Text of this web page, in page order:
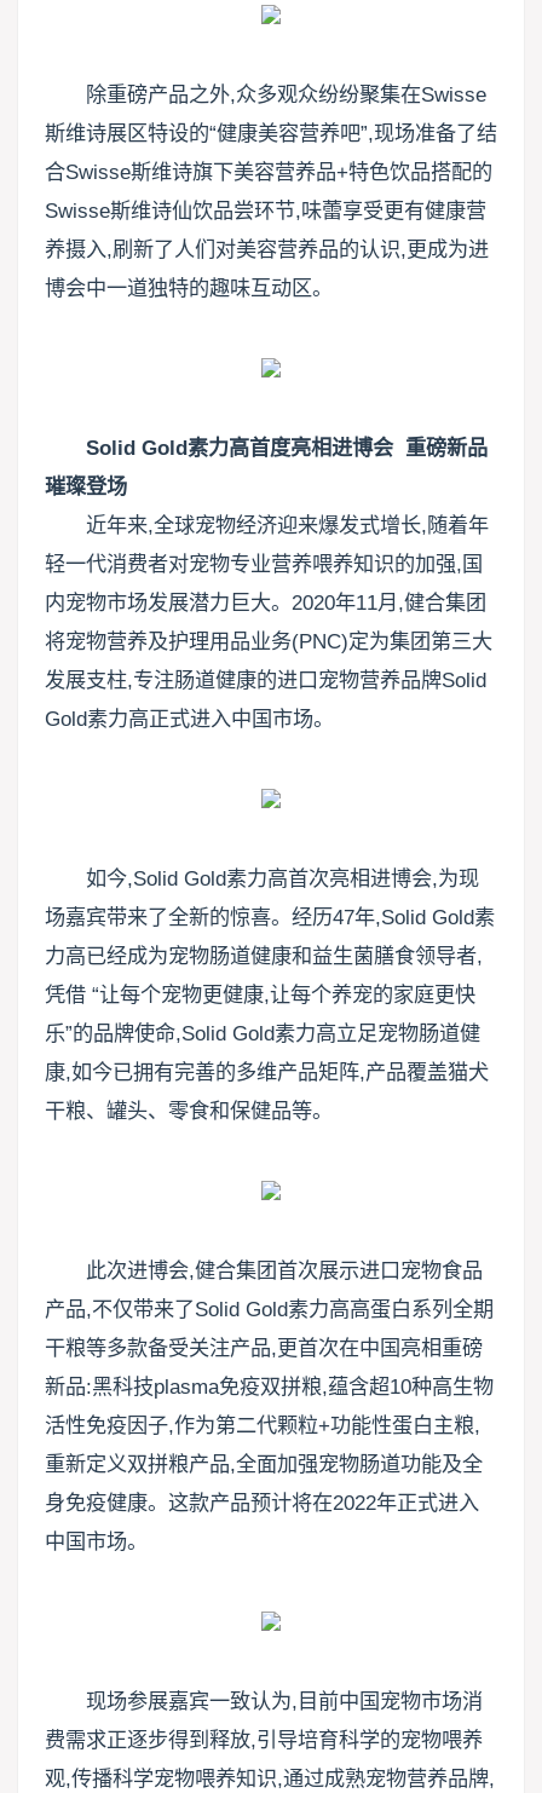
除重磅产品之外,众多观众纷纷聚集在Swisse
斯维诗展区特设的“健康美容营养吧”,现场准备了结
合Swisse斯维诗旗下美容营养品+特色饮品搭配的
Swisse斯维诗仙饮品尝环节,味蕾享受更有健康营
养摄入,刷新了人们对美容营养品的认识,更成为进
博会中一道独特的趣味互动区。
Solid Gold素力高首度亮相进博会 重磅新品
璀璨登场
近年来,全球宠物经济迎来爆发式增长,随着年
轻一代消费者对宠物专业营养喂养知识的加强,国
内宠物市场发展潜力巨大。2020年11月,健合集团
将宠物营养及护理用品业务(PNC)定为集团第三大
发展支柱,专注肠道健康的进口宠物营养品牌Solid
Gold素力高正式进入中国市场。
如今,Solid Gold素力高首次亮相进博会,为现
场嘉宾带来了全新的惊喜。经历47年,Solid Gold素
力高已经成为宠物肠道健康和益生菌膳食领导者,
凭借 “让每个宠物更健康,让每个养宠的家庭更快
乐”的品牌使命,Solid Gold素力高立足宠物肠道健
康,如今已拥有完善的多维产品矩阵,产品覆盖猫犬
干粮、罐头、零食和保健品等。
此次进博会,健合集团首次展示进口宠物食品
产品,不仅带来了Solid Gold素力高高蛋白系列全期
干粮等多款备受关注产品,更首次在中国亮相重磅
新品:黑科技plasma免疫双拼粮,蕴含超10种高生物
活性免疫因子,作为第二代颗粒+功能性蛋白主粮,
重新定义双拼粮产品,全面加强宠物肠道功能及全
身免疫健康。这款产品预计将在2022年正式进入
中国市场。
现场参展嘉宾一致认为,目前中国宠物市场消
费需求正逐步得到释放,引导培育科学的宠物喂养
观,传播科学宠物喂养知识,通过成熟宠物营养品牌,